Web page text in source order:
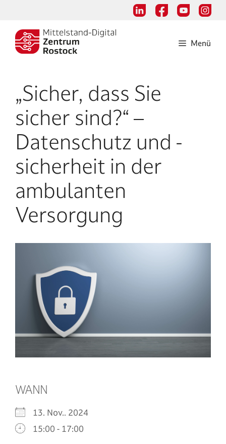
springen
Menü
„Sicher, dass Sie
sicher sind?“ –
Datenschutz und -
sicherheit in der
ambulanten
Versorgung
WANN
13. Nov.. 2024
15:00 - 17:00